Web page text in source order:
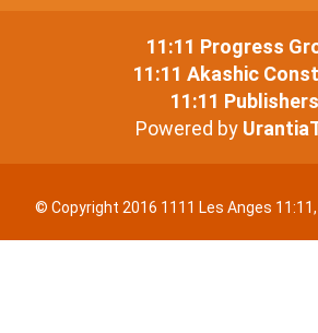
11:11 Progress
11:11 Akashic
11:11 Publishers
Powered by
© Copyright 2016 1111 Les Anges